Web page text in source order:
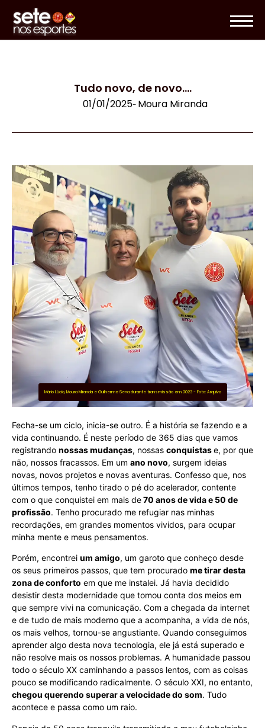
Tudo novo, de novo….
01/01/2025- Moura Miranda
Mário Lúcio, Moura Miranda e Guilherme Sena durante transmissão em 2023 - Foto: Arquivo
Fecha-se um ciclo, inicia-se outro. É a história se fazendo e a
vida continuando. É neste período de 365 dias que vamos
registrando nossas mudanças, nossas conquistase, por que
não, nossos fracassos. Em um ano novo, surgem ideias
novas, novos projetos e novas aventuras. Confesso que, nos
últimos tempos, tenho tirado o pé do acelerador, contente
com o que conquistei em mais de70 anos de vida e 50 de
profissão. Tenho procurado me refugiar nas minhas
recordações, em grandes momentos vividos, para ocupar
minha mente e meus pensamentos.
Porém, encontrei um amigo, um garoto que conheço desde
os seus primeiros passos, que tem procurado me tirar desta
zona de conforto em que me instalei. Já havia decidido
desistir desta modernidade que tomou conta dos meios em
que sempre vivi na comunicação. Com a chegada da internet
e de tudo de mais moderno que a acompanha, a vida de nós,
os mais velhos, tornou-se angustiante. Quando conseguimos
aprender algo desta nova tecnologia, ele já está superado e
não resolve mais os nossos problemas. A humanidade passou
todo o século XX caminhando a passos lentos, com as coisas
pouco se modificando radicalmente. O século XXI, no entanto,
chegou querendo superar a velocidade do som. Tudo
acontece e passa como um raio.